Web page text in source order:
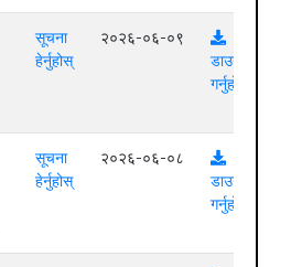
सूचना
हेर्नुहोस्
२०२६-०६-०९
डाउनलोड
गर्नुहोस्
सूचना
हेर्नुहोस्
२०२६-०६-०८
डाउनलोड
गर्नुहोस्